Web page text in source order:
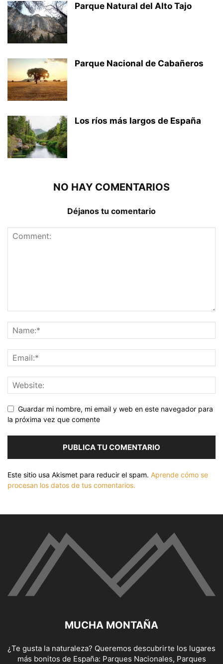
Parque Natural del Alto Tajo
Parque Nacional de Cabañeros
Los ríos más largos de España
NO HAY COMENTARIOS
Déjanos tu comentario
Guardar mi nombre, mi email y web en este navegador para
la próxima vez que comente
Este sitio usa Akismet para reducir el spam. Aprende cómo se
procesan los datos de tus comentarios.
MUCHA MONTAÑA
¿Te gusta la naturaleza? Queremos descubrirte los lugares
más bonitos de España: Parques Nacionales, Parques